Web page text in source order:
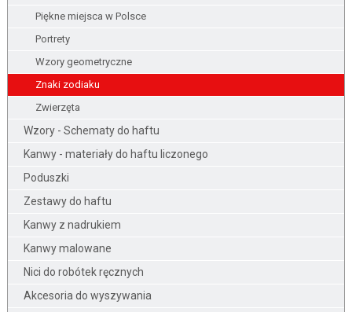
Piękne miejsca w Polsce
Portrety
Wzory geometryczne
Znaki zodiaku
Zwierzęta
Wzory - Schematy do haftu
Kanwy - materiały do haftu liczonego
Poduszki
Zestawy do haftu
Kanwy z nadrukiem
Kanwy malowane
Nici do robótek ręcznych
Akcesoria do wyszywania